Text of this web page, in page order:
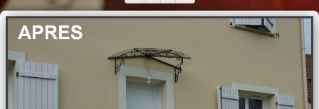
Catalogue marquises
Catalogue des consoles
Catalogue des verres